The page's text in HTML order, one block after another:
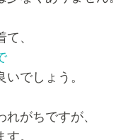
、
でしょう。
がちですが、
。